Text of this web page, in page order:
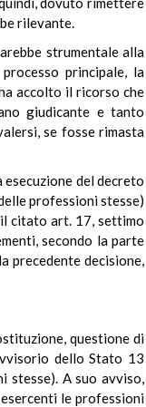
rilevante.
strumentale alla
principale, la
accolto il ricorso che
giudicante e tanto
se fosse rimasta
del decreto
professioni stesse)
il citato art. 17, settimo
secondo la parte
precedente decisione,
questione di
dello Stato 13
stesse). A suo avviso,
le professioni